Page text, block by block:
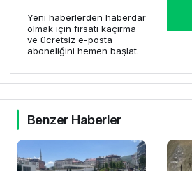
Yeni haberlerden haberdar
olmak için fırsatı kaçırma
ve ücretsiz e-posta
aboneliğini hemen başlat.
Benzer Haberler